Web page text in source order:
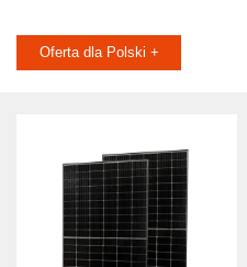
Oferta dla Polski +